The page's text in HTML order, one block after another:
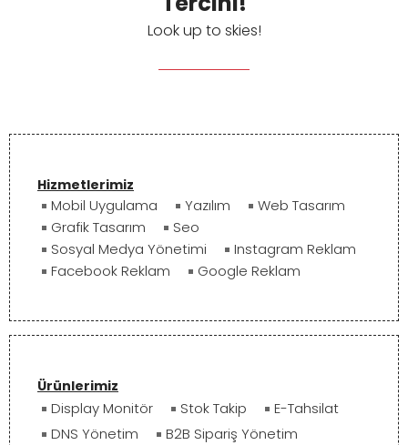
Look up to skies!
Hizmetlerimiz
Mobil Uygulama Yazılım
Web Tasarım
Grafik Tasarım
Seo
Sosyal Medya Yönetimi
Instagram Reklam
Facebook Reklam
Google Reklam
Ürünlerimiz
Display Monitör Stok Takip
E-Tahsilat
DNS Yönetim
B2B Sipariş Yönetim